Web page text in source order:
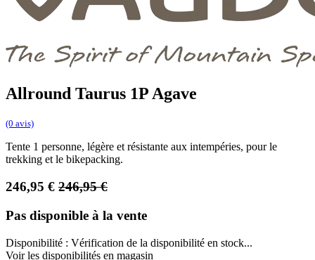
Allround Taurus 1P Agave
(0 avis)
Tente 1 personne, légère et résistante aux intempéries, pour le
trekking et le bikepacking.
246,95 € 246,95€
Pas disponible à la vente
Disponibilité : Vérification de la disponibilité en stock...
Voir les disponibilités en magasin